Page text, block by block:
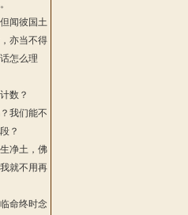
闻彼国土
亦当不得
怎么理
数？
我们能不
？
净土，佛
就不用再
命终时念